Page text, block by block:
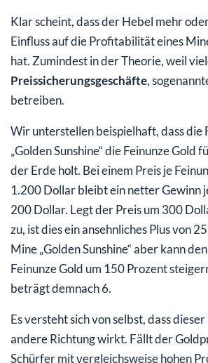
Klar scheint, dass der Hebel mehr
Einfluss auf die Profitabilität eines
hat. Zumindest in der Theorie, weil
Preissicherungsgeschäfte,
betreiben.
Wir unterstellen beispielhaft, dass die
„Golden Sunshine“ die Feinunze Gold
der Erde holt. Bei einem Preis je
1.200 Dollar bleibt ein netter Gewinn
200 Dollar. Legt der Preis um 300
zu, ist dies ein ansehnliches Plus von
Mine „Golden Sunshine“ aber kann
Feinunze Gold um 150 Prozent
beträgt demnach 6.
Es versteht sich von selbst, dass
andere Richtung wirkt. Fällt der
Schürfer mit vergleichsweise hohen